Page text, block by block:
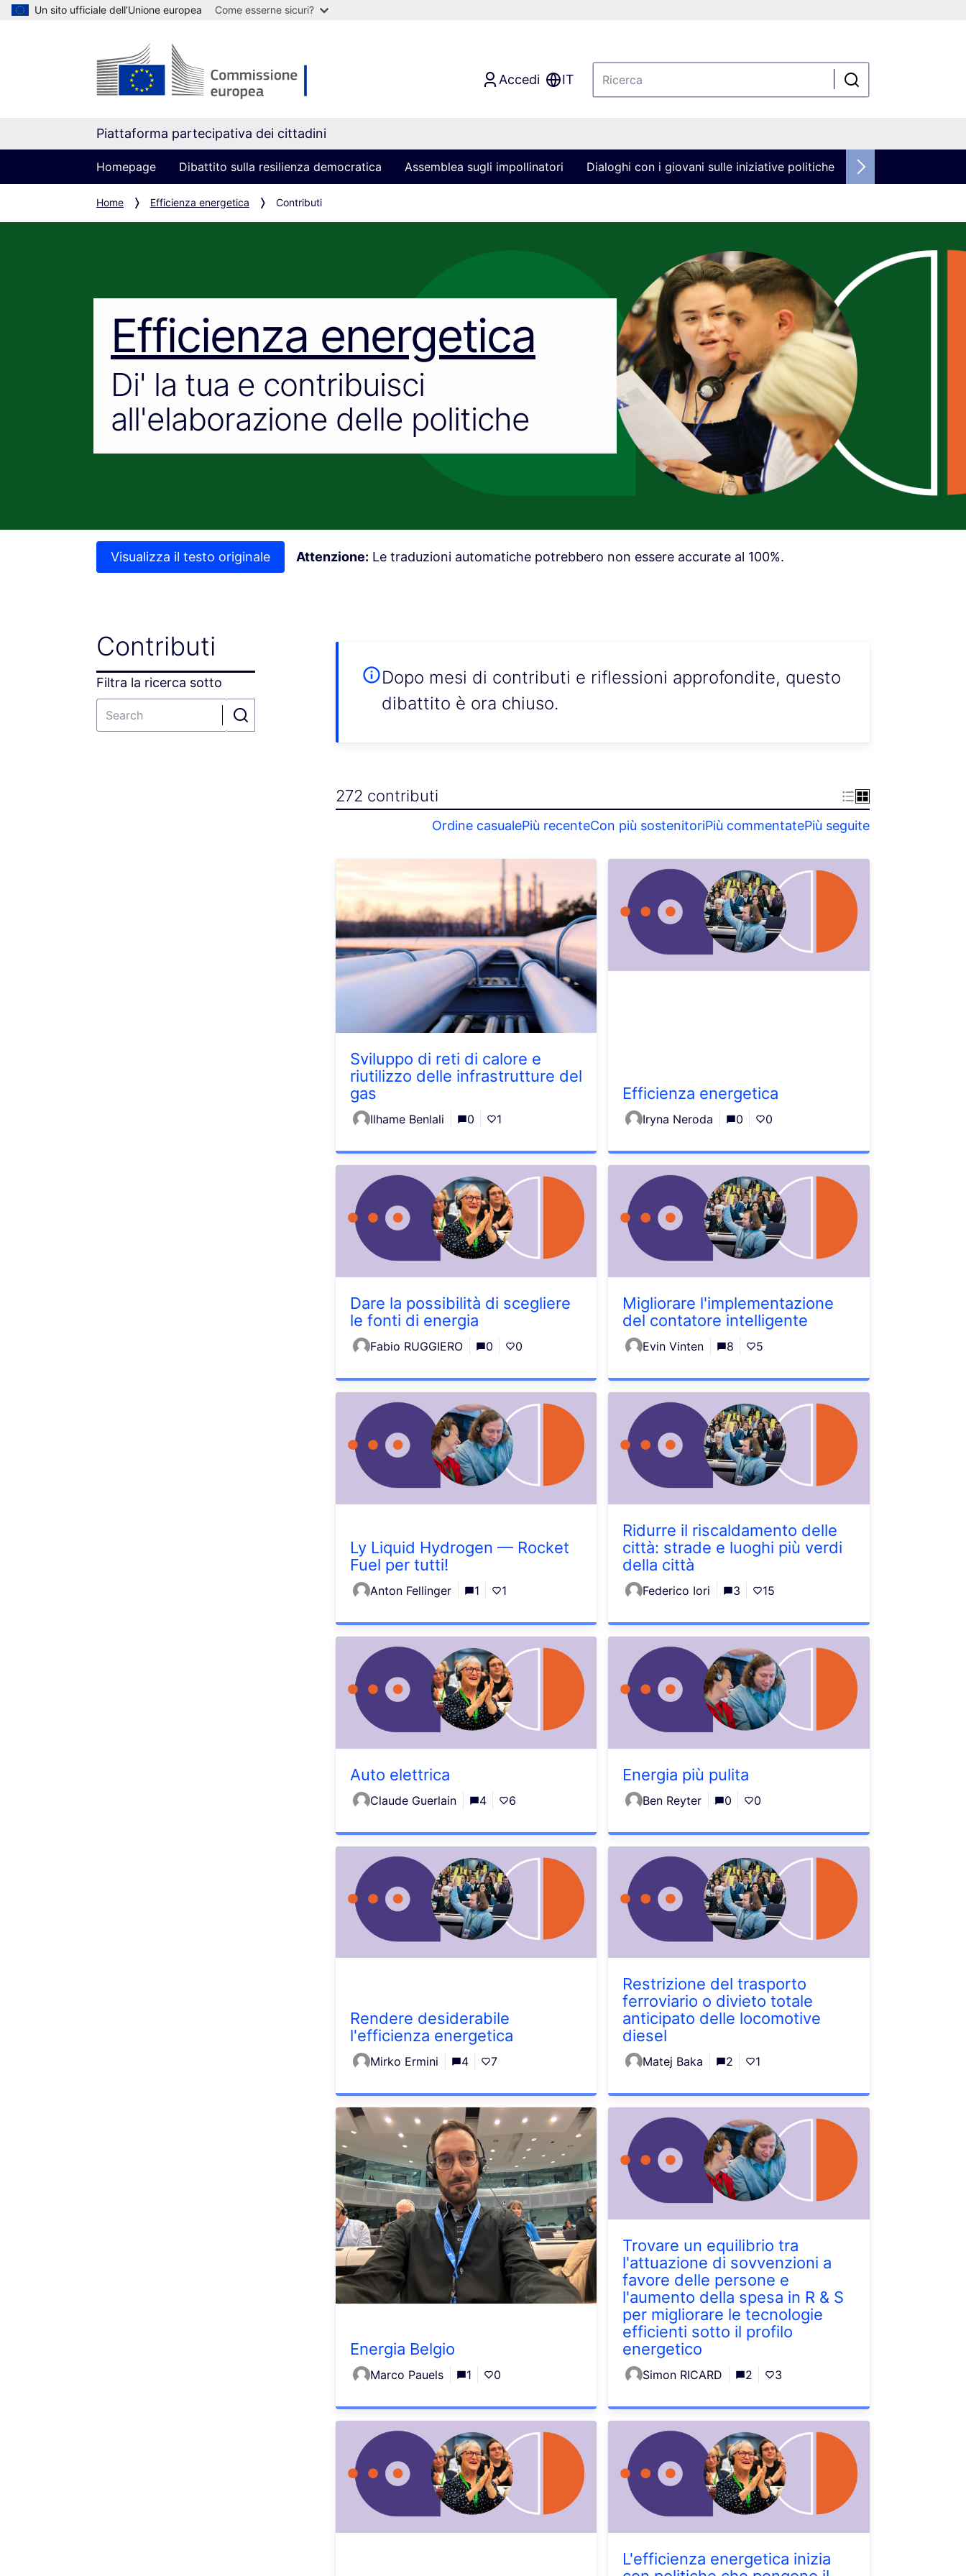
Un sito ufficiale dell’Unione europea Come esserne sicuri?
Accedi IT
Piattaforma partecipativa dei cittadini
Homepage Dibattito sulla resilienza democratica Assemblea sugli impollinatori Dialoghi con i giovani sulle iniziative politiche
Home Efficienza energetica Contributi
Efficienza energetica
Di' la tua e contribuisci
all'elaborazione delle politiche
Visualizza il testo originale Attenzione: Le traduzioni automatiche potrebbero non essere accurate al 100%.
Contributi
Filtra la ricerca sotto
Dopo mesi di contributi e riflessioni approfondite, questo
dibattito è ora chiuso.
272 contributi
Ordine casualePiù recenteCon più sostenitoriPiù commentatePiù seguite
Sviluppo di reti di calore e
riutilizzo delle infrastrutture del
gas
Ilhame Benlali 0 1
Efficienza energetica
Iryna Neroda 0 0
Dare la possibilità di scegliere
le fonti di energia
Fabio RUGGIERO 0 0
Migliorare l'implementazione
del contatore intelligente
Evin Vinten 8 5
Ly Liquid Hydrogen — Rocket
Fuel per tutti!
Anton Fellinger 1 1
Ridurre il riscaldamento delle
città: strade e luoghi più verdi
della città
Federico Iori 3 15
Auto elettrica
Claude Guerlain 4 6
Energia più pulita
Ben Reyter 0 0
Rendere desiderabile
l'efficienza energetica
Mirko Ermini 4 7
Restrizione del trasporto
ferroviario o divieto totale
anticipato delle locomotive
diesel
Matej Baka 2 1
Energia Belgio
Marco Pauels 1 0
Trovare un equilibrio tra
l'attuazione di sovvenzioni a
favore delle persone e
l'aumento della spesa in R & S
per migliorare le tecnologie
efficienti sotto il profilo
energetico
Simon RICARD 2 3
L'efficienza energetica inizia